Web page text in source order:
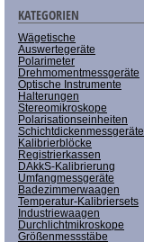
KATEGORIEN
Wägetische
Auswertegeräte
Polarimeter
Drehmomentmessgeräte
Optische Instrumente
Halterungen
Stereomikroskope
Polarisationseinheiten
Schichtdickenmessgeräte
Kalibrierblöcke
Registrierkassen
DAkkS-Kalibrierung
Umfangmessgeräte
Badezimmerwaagen
Temperatur-Kalibriersets
Industriewaagen
Durchlichtmikroskope
Größenmessstäbe